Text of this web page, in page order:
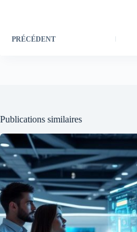
PRÉCÉDENT
Publications similaires